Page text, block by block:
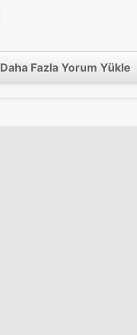
Daha Fazla Yorum Yükle